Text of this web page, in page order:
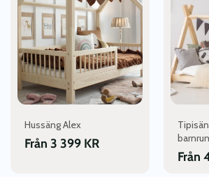
Hussäng Alex
Från 3 399 KR
har
flera
varianter.
De
olika
alternativen
kan
produktsidan
Från
flera
varianter.
De
olika
kan